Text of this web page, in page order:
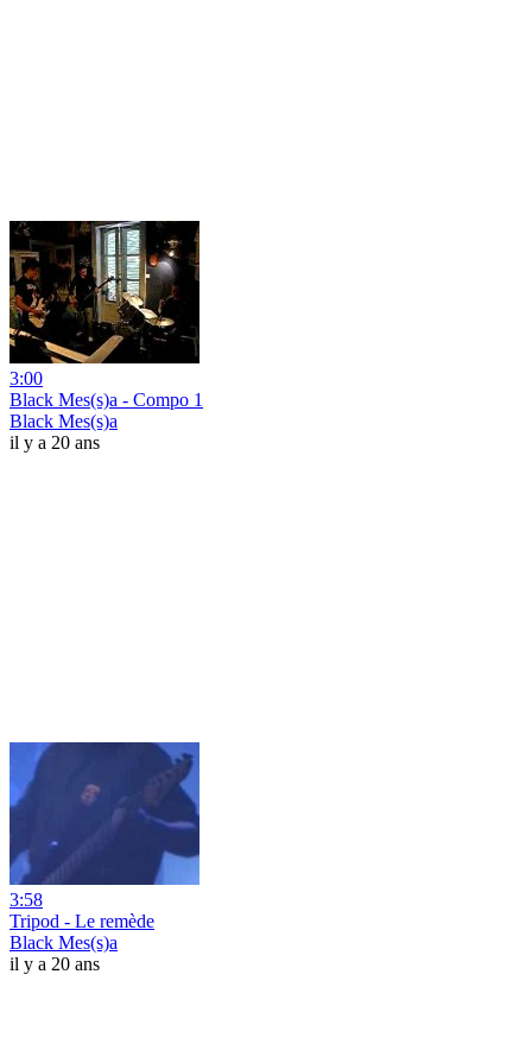
3:00
Black Mes(s)a - Compo 1
Black Mes(s)a
il y a 20 ans
3:58
Tripod - Le remède
Black Mes(s)a
il y a 20 ans